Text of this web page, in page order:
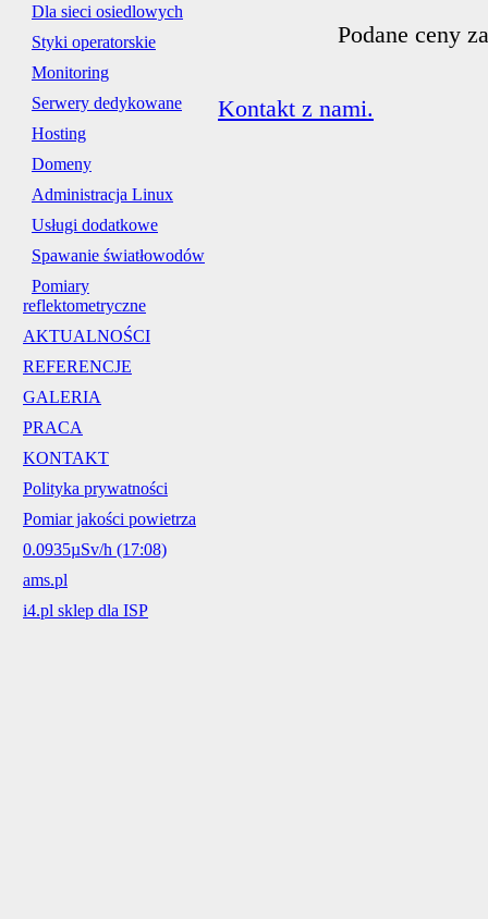
Dla sieci osiedlowych
Styki operatorskie
Monitoring
Serwery dedykowane
Hosting
Domeny
Administracja Linux
Usługi dodatkowe
Spawanie światłowodów
Pomiary
reflektometryczne
AKTUALNOŚCI
REFERENCJE
GALERIA
PRACA
KONTAKT
Polityka prywatności
Pomiar jakości powietrza
0.0935µSv/h (17:08)
ams.pl
i4.pl sklep dla ISP
Podane ceny
Kontakt z nami.